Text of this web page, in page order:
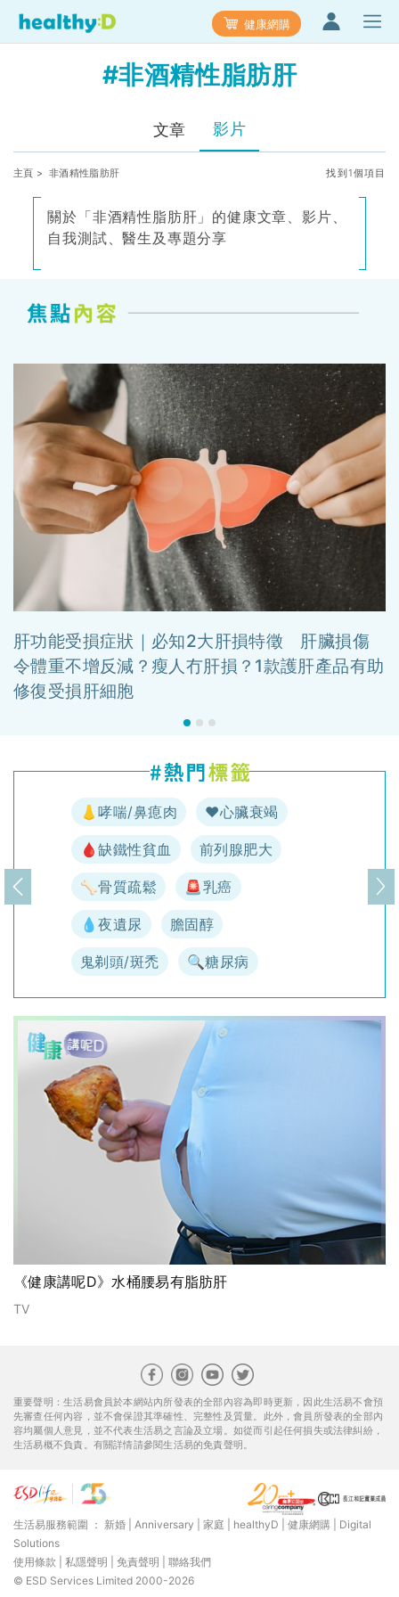
健康網購
#非酒精性脂肪肝
文章 影片
主頁 > 非酒精性脂肪肝 找到1個項目
關於「非酒精性脂肪肝」的健康文章、影片、
自我測試、醫生及專題分享
肝功能受損症狀｜必知2大肝損特徵 肝臟損傷
令體重不增反減？瘦人冇肝損？1款護肝產品有助
修復受損肝細胞
👃哮喘/鼻瘜肉 ♥️心臟衰竭
🩸缺鐵性貧血 前列腺肥大
🦴骨質疏鬆 🚨乳癌
💧夜遺尿 膽固醇
鬼剃頭/斑禿 🔍糖尿病
上一頁 下
《健康講呢D》水桶腰易有脂肪肝
TV
重要聲明：生活易會員於本網站內所發表的全部內容為即時更新，因此生活易不會預
先審查任何內容，並不會保證其準確性、完整性及質量。此外，會員所發表的全部內
容均屬個人意見，並不代表生活易之言論及立場。如從而引起任何損失或法律糾紛，
生活易概不負責。有關詳情請參閱生活易的免責聲明。
生活易服務範圍 ： 新婚 Anniversary 家庭 healthyD 健康網購
Digital
Solutions
使用條款
私隱聲明 免責聲明
聯絡我們
© ESD Services Limited 2000-2026